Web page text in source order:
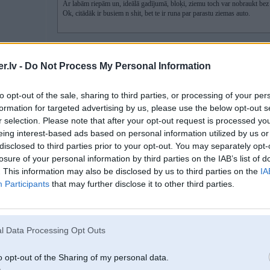
- Do Not Process My Personal Information
opt-out of the sale, sharing to third parties, or processing of your
for targeted advertising by us, please use the below opt-out
selection. Please note that after your opt-out request is processed
interest-based ads based on personal information utilized by us
to third parties prior to your opt-out. You may separately
of your personal information by third parties on the IAB’s list of
This information may also be disclosed by us to third parties on the
Participants that may further disclose it to other third parties.
Data Processing Opt Outs
opt-out of the Sharing of my personal data.
Ar labām riepām un, ideālā gadījumā, bloķi, ziemu toch var nobraukt
Ok, citādāk ir busiem n shit, bet te ir runa par parastu ziemas auto.
Iebrauc šoziem pie manas omes laukos, pēc tāda kārtīga sniegputeņa, lai
un tiksi līdz piebraucamajam ceļam nopirkšu tev vienu aliņu, ja iebrauksi
24. Oct 2012, 22:29
/ Smart
/
24 Oct 2012, 21:40:11 BMW530 rakstīja:
Nu, nu, argumenti; kā tas mb ziemā paliek labs?
-----------------
4. 5. un 6. paaudzes LPG iekartas